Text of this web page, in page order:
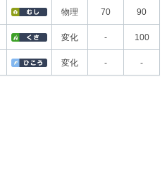
物理 70 90
変化 - 100
変化 - -